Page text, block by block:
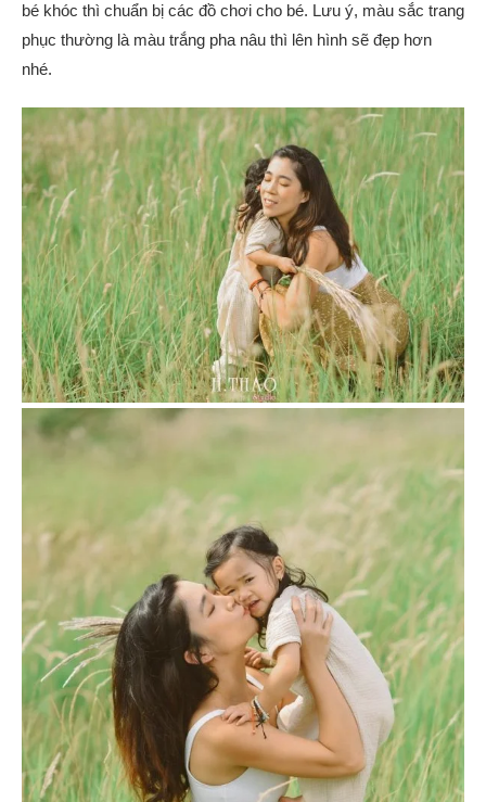
bé khóc thì chuẩn bị các đồ chơi cho bé. Lưu ý, màu sắc trang
phục thường là màu trắng pha nâu thì lên hình sẽ đẹp hơn
nhé.